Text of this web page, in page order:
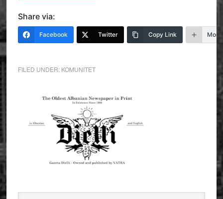
Share via:
Facebook Twitter Copy Link More
FILED UNDER: KOMUNITET